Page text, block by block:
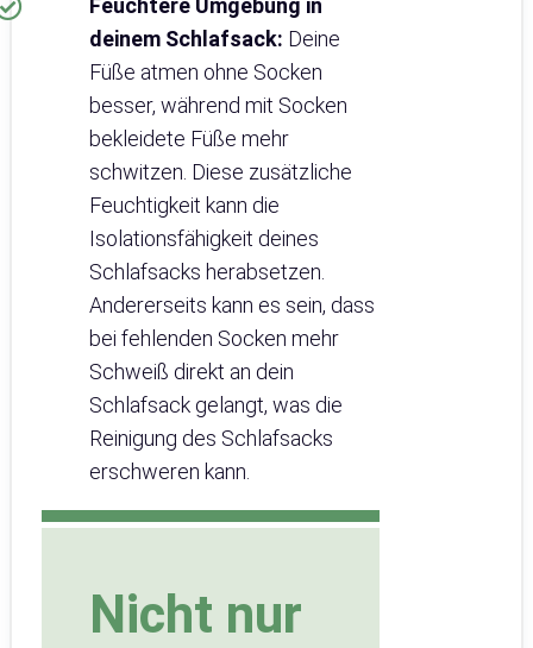
Feuchtere Umgebung in
deinem Schlafsack: Deine
Füße atmen ohne Socken
besser, während mit Socken
bekleidete Füße mehr
schwitzen. Diese zusätzliche
Feuchtigkeit kann die
Isolationsfähigkeit deines
Schlafsacks herabsetzen.
Andererseits kann es sein, dass
bei fehlenden Socken mehr
Schweiß direkt an dein
Schlafsack gelangt, was die
Reinigung des Schlafsacks
erschweren kann.
Nicht nur